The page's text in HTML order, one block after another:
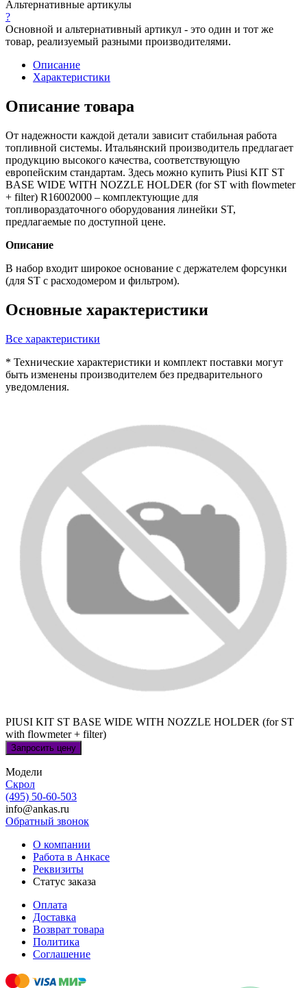
Альтернативные артикулы
?
Основной и альтернативный артикул - это один и тот же
товар, реализуемый разными производителями.
Описание
Характеристики
Описание товара
От надежности каждой детали зависит стабильная работа
топливной системы. Итальянский производитель предлагает
продукцию высокого качества, соответствующую
европейским стандартам. Здесь можно купить Piusi KIT ST
BASE WIDE WITH NOZZLE HOLDER (for ST with flowmeter
+ filter) R16002000 – комплектующие для
топливораздаточного оборудования линейки ST,
предлагаемые по доступной цене.
Описание
В набор входит широкое основание с держателем форсунки
(для ST с расходомером и фильтром).
Основные характеристики
Все характеристики
* Технические характеристики и комплект поставки могут
быть изменены производителем без предварительного
уведомления.
PIUSI KIT ST BASE WIDE WITH NOZZLE HOLDER (for ST
with flowmeter + filter)
Запросить цену
Модели
Скрол
(495) 50-60-503
info@ankas.ru
Обратный звонок
О компании
Работа в Анкасе
Реквизиты
Статус заказа
Оплата
Доставка
Возврат товара
Политика
Соглашение